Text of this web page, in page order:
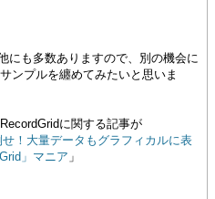
にも多数ありますので、別の機会に
ンプルを纏めてみたいと思いま
に関する記事が
！大量データもグラフィカルに表
」マニア 」